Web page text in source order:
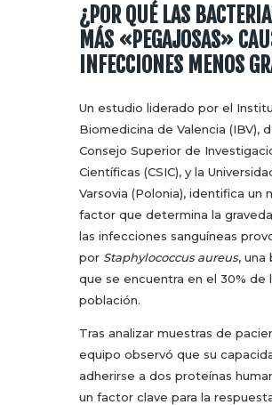
¿POR QUÉ LAS
MÁS «PEGAJOSAS»
INFECCIONES MENOS
Un estudio liderado por el
Biomedicina de Valencia (IBV),
Consejo Superior de
Científicas (CSIC), y la
Varsovia (Polonia), identifica un
factor que determina la
las infecciones sanguíneas
por Staphylococcus aureus, una
que se encuentra en el 30% de
población.
Tras analizar muestras de
equipo observó que su
adherirse a dos proteínas
un factor clave para la